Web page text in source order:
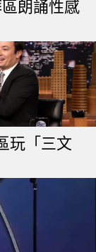
區朗誦性感
玩「三文